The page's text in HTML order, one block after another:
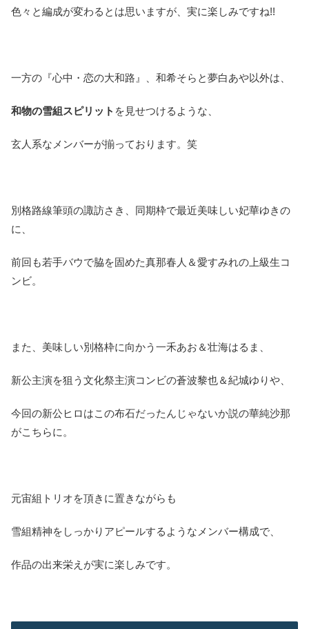
色々と編成が変わるとは思いますが、実に楽しみですね!!
一方の『心中・恋の大和路』、和希そらと夢白あや以外は、
和物の雪組スピリット を見せつけるような、
玄人系なメンバーが揃っております。笑
別格路線筆頭の諏訪さき、同期枠で最近美味しい妃華ゆきの
に、
前回も若手バウで脇を固めた真那春人＆愛すみれの上級生コ
ンビ。
また、美味しい別格枠に向かう一禾あお＆壮海はるま、
新公主演を狙う文化祭主演コンビの蒼波黎也＆紀城ゆりや、
今回の新公ヒロはこの布石だったんじゃないか説の華純沙那
がこちらに。
元宙組トリオを頂きに置きながらも
雪組精神をしっかりアピールするようなメンバー構成で、
作品の出来栄えが実に楽しみです。